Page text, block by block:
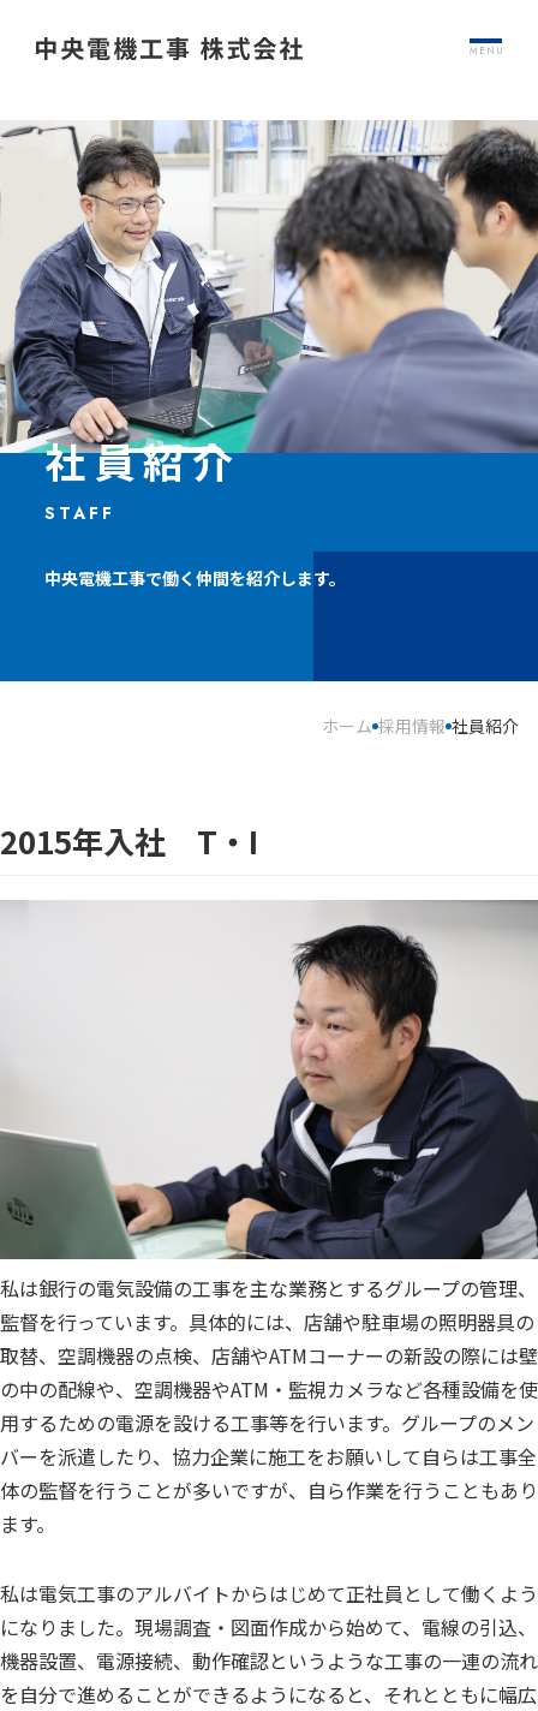
MENU
社員紹介
STAFF
中央電機工事で働く仲間を紹介します。
ホーム 採用情報 社員紹介
2015年入社 T・I
私は銀行の電気設備の工事を主な業務とするグループの管理、
監督を行っています。具体的には、店舗や駐車場の照明器具の
取替、空調機器の点検、店舗やATMコーナーの新設の際には壁
の中の配線や、空調機器やATM・監視カメラなど各種設備を使
用するための電源を設ける工事等を行います。グループのメン
バーを派遣したり、協力企業に施工をお願いして自らは工事全
体の監督を行うことが多いですが、自ら作業を行うこともあり
ます。
私は電気工事のアルバイトからはじめて正社員として働くよう
になりました。現場調査・図面作成から始めて、電線の引込、
機器設置、電源接続、動作確認というような工事の一連の流れ
を自分で進めることができるようになると、それとともに幅広